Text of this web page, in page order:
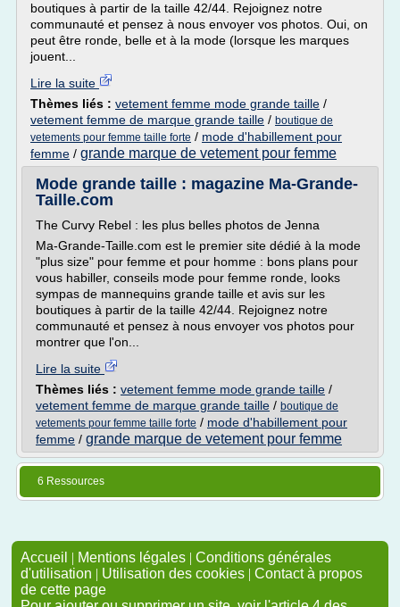
boutiques à partir de la taille 42/44. Rejoignez notre
communauté et pensez à nous envoyer vos photos. Oui, on
peut être ronde, belle et à la mode (lorsque les marques
jouent...
Lire la suite
Thèmes liés : vetement femme mode grande taille /
vetement femme de marque grande taille / boutique de
vetements pour femme taille forte / mode d'habillement pour
femme / grande marque de vetement pour femme
Mode grande taille : magazine Ma-Grande-
Taille.com
The Curvy Rebel : les plus belles photos de Jenna
Ma-Grande-Taille.com est le premier site dédié à la mode
"plus size" pour femme et pour homme : bons plans pour
vous habiller, conseils mode pour femme ronde, looks
sympas de mannequins grande taille et avis sur les
boutiques à partir de la taille 42/44. Rejoignez notre
communauté et pensez à nous envoyer vos photos pour
montrer que l'on...
Lire la suite
Thèmes liés : vetement femme mode grande taille /
vetement femme de marque grande taille / boutique de
vetements pour femme taille forte / mode d'habillement pour
femme / grande marque de vetement pour femme
6 Ressources
Accueil | Mentions légales | Conditions générales
d'utilisation | Utilisation des cookies | Contact à propos
de cette page